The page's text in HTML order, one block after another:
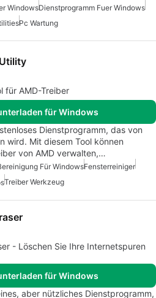
WindowsDienstprogramm Fuer Windows
Pc Wartung
für AMD-Treiber
für Windows
Dienstprogramm, das von
wird. Mit diesem Tool können
von AMD verwalten,…
Für WindowsFensterreiniger
Treiber Werkzeug
- Löschen Sie Ihre Internetspuren
für Windows
aber nützliches Dienstprogramm,